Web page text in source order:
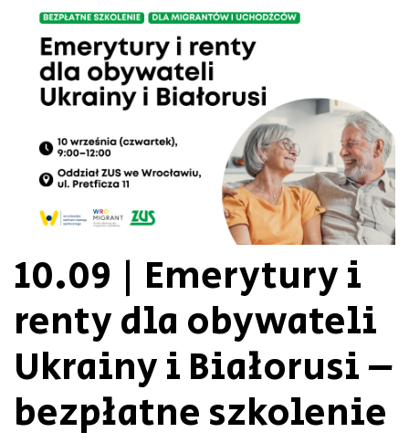
10.09 | Emerytury i
renty dla obywateli
Ukrainy i Białorusi –
bezpłatne szkolenie